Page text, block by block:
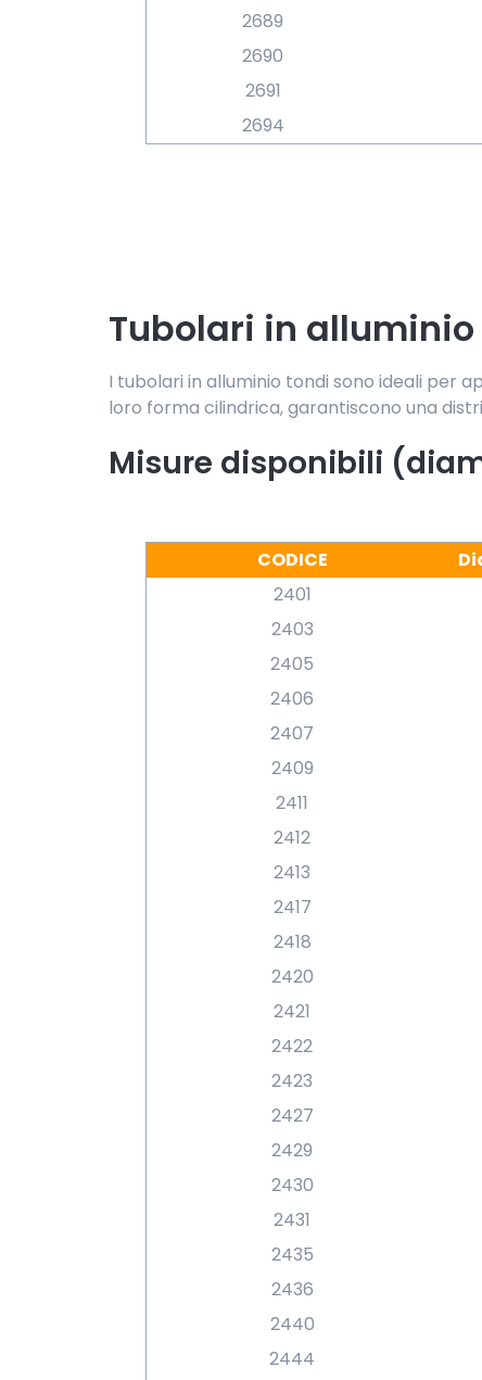
2689
2690
2691
2694
Tubolari in
I tubolari in alluminio tondi sono ideali per
loro forma cilindrica, garantiscono una
Misure disponibili
CODICE
2401
2403
2405
2406
2407
2409
2411
2412
2413
2417
2418
2420
2421
2422
2423
2427
2429
2430
2431
2435
2436
2440
2444